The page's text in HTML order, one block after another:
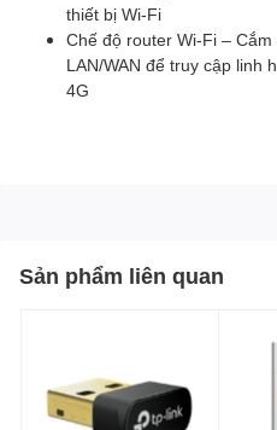
thiết bị Wi-Fi
Chế độ router Wi-Fi –
LAN/WAN để truy cập linh
4G
Sản phẩm liên quan